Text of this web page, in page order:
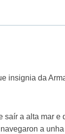
insignia da
a alta mar e
a